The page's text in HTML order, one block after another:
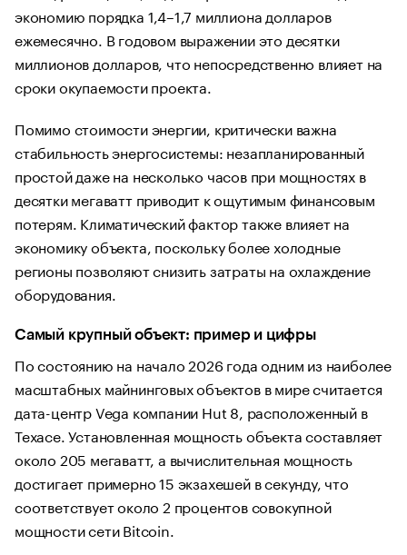
экономию порядка 1,4–1,7 миллиона долларов
ежемесячно. В годовом выражении это десятки
миллионов долларов, что непосредственно влияет на
сроки окупаемости проекта.
Помимо стоимости энергии, критически важна
стабильность энергосистемы: незапланированный
простой даже на несколько часов при мощностях в
десятки мегаватт приводит к ощутимым финансовым
потерям. Климатический фактор также влияет на
экономику объекта, поскольку более холодные
регионы позволяют снизить затраты на охлаждение
оборудования.
Самый крупный объект: пример и цифры
По состоянию на начало 2026 года одним из наиболее
масштабных майнинговых объектов в мире считается
дата-центр Vega компании Hut 8, расположенный в
Техасе. Установленная мощность объекта составляет
около 205 мегаватт, а вычислительная мощность
достигает примерно 15 экзахешей в секунду, что
соответствует около 2 процентов совокупной
мощности сети Bitcoin.